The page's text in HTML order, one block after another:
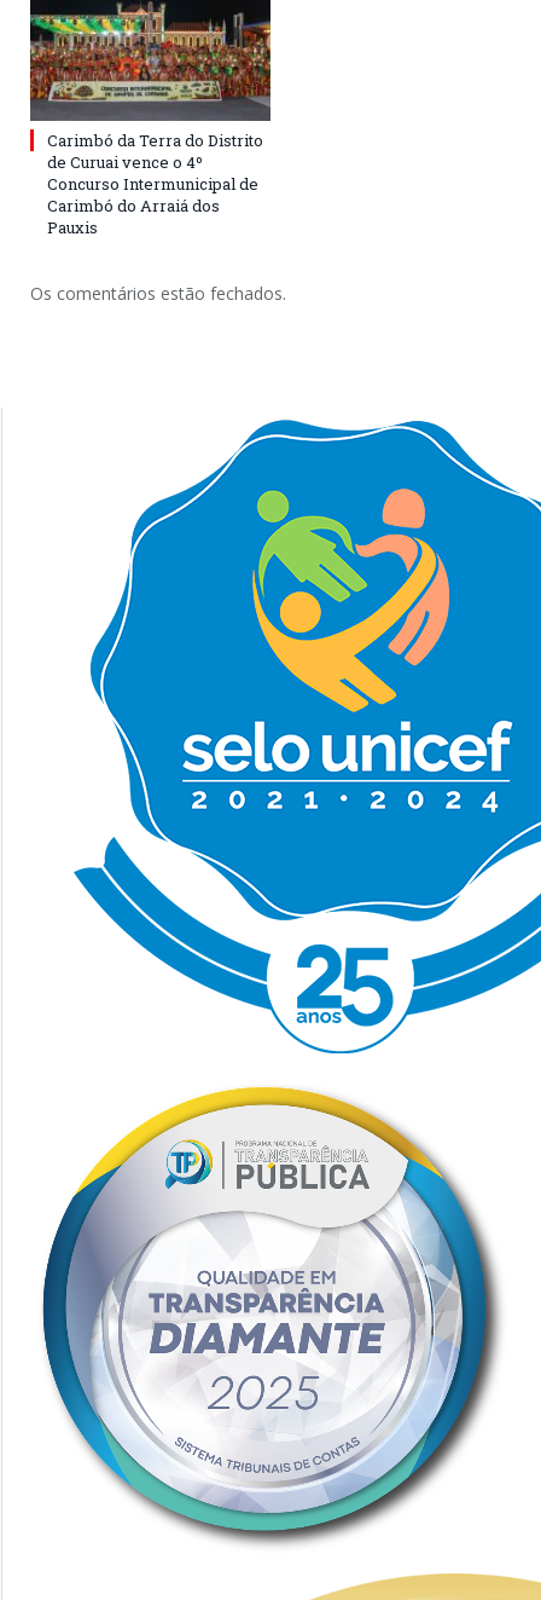
Carimbó da Terra do Distrito
de Curuai vence o 4º
Concurso Intermunicipal de
Carimbó do Arraiá dos
Pauxis
Os comentários estão fechados.